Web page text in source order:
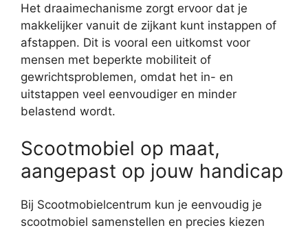
Het draaimechanisme zorgt ervoor dat je
makkelijker vanuit de zijkant kunt instappen of
afstappen. Dit is vooral een uitkomst voor
mensen met beperkte mobiliteit of
gewrichtsproblemen, omdat het in- en
uitstappen veel eenvoudiger en minder
belastend wordt.
Scootmobiel op maat,
aangepast op jouw handicap
Bij Scootmobielcentrum kun je eenvoudig je
scootmobiel samenstellen en precies kiezen